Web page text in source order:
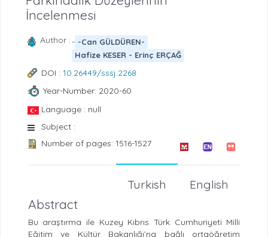
İncelenmesi
Author : - -Can GÜLDÜREN-
Hafize KESER - Erinç ERÇAĞ
DOI : 10.26449/sssj.2268
Year-Number: 2020-60
Language : null
Subject :
Number of pages: 1516-1527
English
Turkish
Abstract
Bu araştırma ile Kuzey Kıbrıs Türk Cumhuriyeti Milli
Eğitim ve Kültür Bakanlığı’na bağlı ortaöğretim